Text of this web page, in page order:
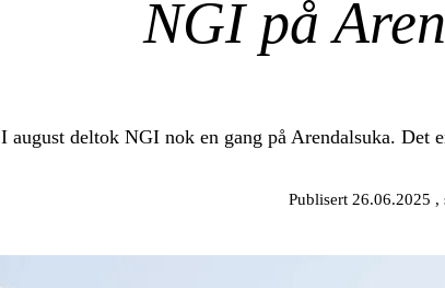
NGI på
I august deltok NGI nok en gang på Arendalsuka.
Publisert 26.06.2025 ,